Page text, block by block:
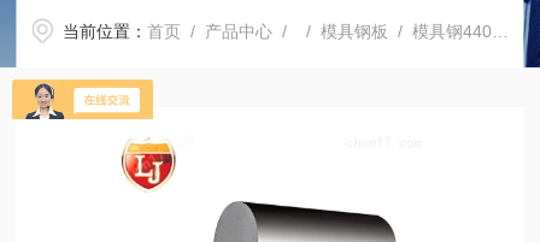
当前位置：首页 / 产品中心 / /模具钢板 / 模具钢440C-ESR规格全_库存充足